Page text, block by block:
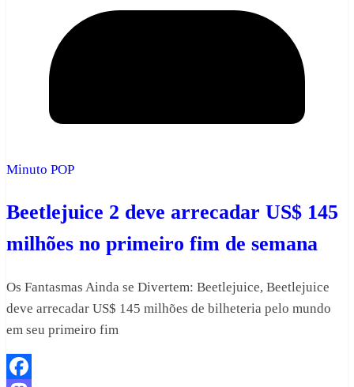
Minuto POP
Beetlejuice 2 deve arrecadar US$ 145
milhões no primeiro fim de semana
Os Fantasmas Ainda se Divertem: Beetlejuice, Beetlejuice
deve arrecadar US$ 145 milhões de bilheteria pelo mundo
em seu primeiro fim